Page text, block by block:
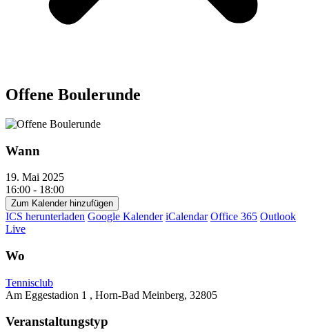
Offene Boulerunde
Wann
19. Mai 2025
16:00 - 18:00
Zum Kalender hinzufügen
ICS herunterladen Google Kalender iCalendar Office 365 Outlook
Live
Wo
Tennisclub
Am Eggestadion 1 , Horn-Bad Meinberg, 32805
Veranstaltungstyp